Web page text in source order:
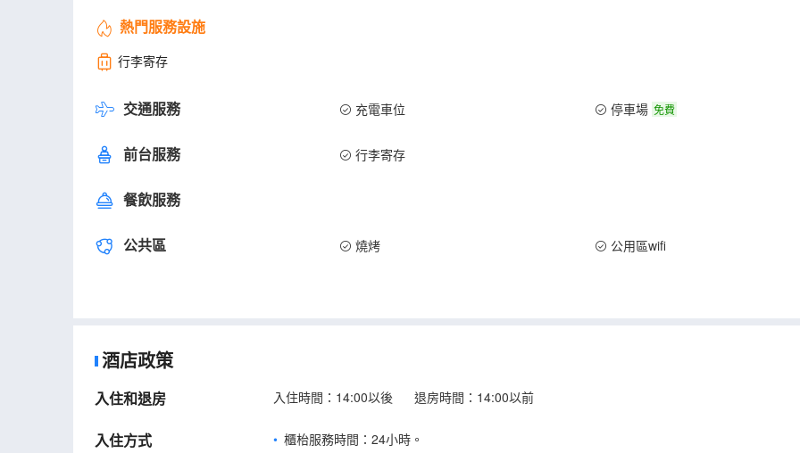
熱門服務設施
行李寄存
交通服務 充電車位 停車場 免費
前台服務 行李寄存
餐飲服務
公共區 燒烤 公用區wifi
酒店政策
入住和退房 入住時間：14:00以後 退房時間：14:00以前
入住方式
櫃枱服務時間：24小時。